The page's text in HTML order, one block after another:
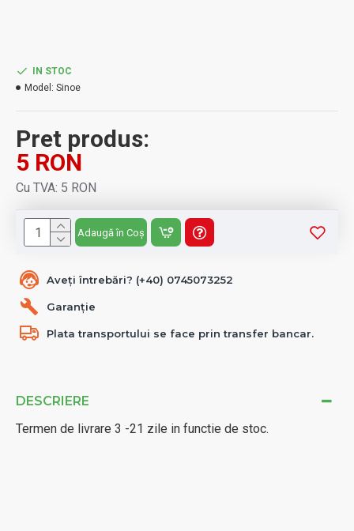
DESCRIERE
Termen de livrare 3 -21 zile in functie de stoc.
Aveți întrebări? (+40) 0745073252
Garanție
Plata transportului se face prin transfer bancar.
Pret produs:
5 RON
Cu TVA: 5 RON
IN STOC
Model: Sinoe
Adaugă în Coș